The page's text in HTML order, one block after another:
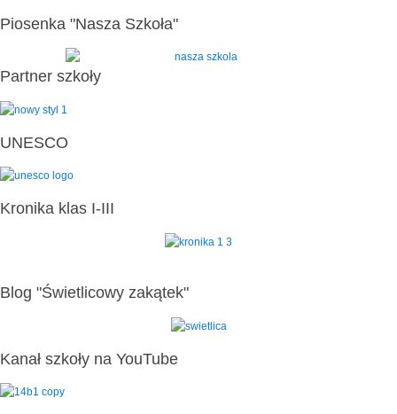
Piosenka "Nasza Szkoła"
Partner szkoły
UNESCO
Kronika klas I-III
Blog "Świetlicowy zakątek"
Kanał szkoły na YouTube